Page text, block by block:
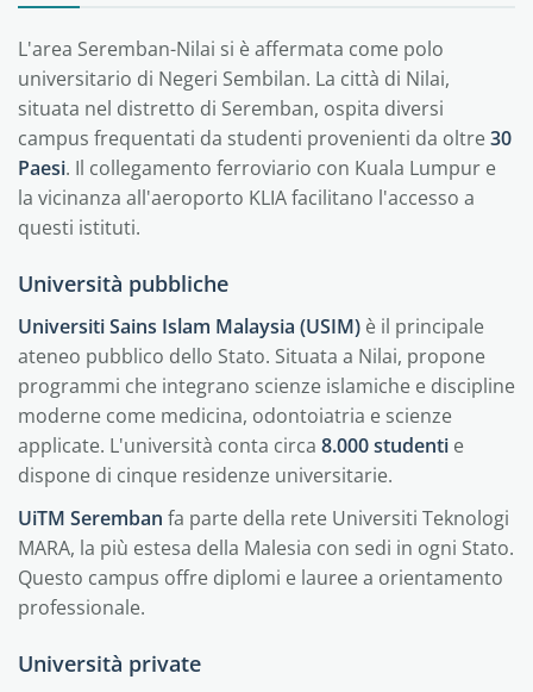
L'area Seremban-Nilai si è affermata come polo
universitario di Negeri Sembilan. La città di Nilai,
situata nel distretto di Seremban, ospita diversi
campus frequentati da studenti provenienti da oltre30
Paesi. Il collegamento ferroviario con Kuala Lumpur e
la vicinanza all'aeroporto KLIA facilitano l'accesso a
questi istituti.
Università pubbliche
Universiti Sains Islam Malaysia (USIM) è il principale
ateneo pubblico dello Stato. Situata a Nilai, propone
programmi che integrano scienze islamiche e discipline
moderne come medicina, odontoiatria e scienze
applicate. L'università conta circa 8.000 studenti e
dispone di cinque residenze universitarie.
UiTM Seremban fa parte della rete Universiti Teknologi
MARA, la più estesa della Malesia con sedi in ogni Stato.
Questo campus offre diplomi e lauree a orientamento
professionale.
Università private